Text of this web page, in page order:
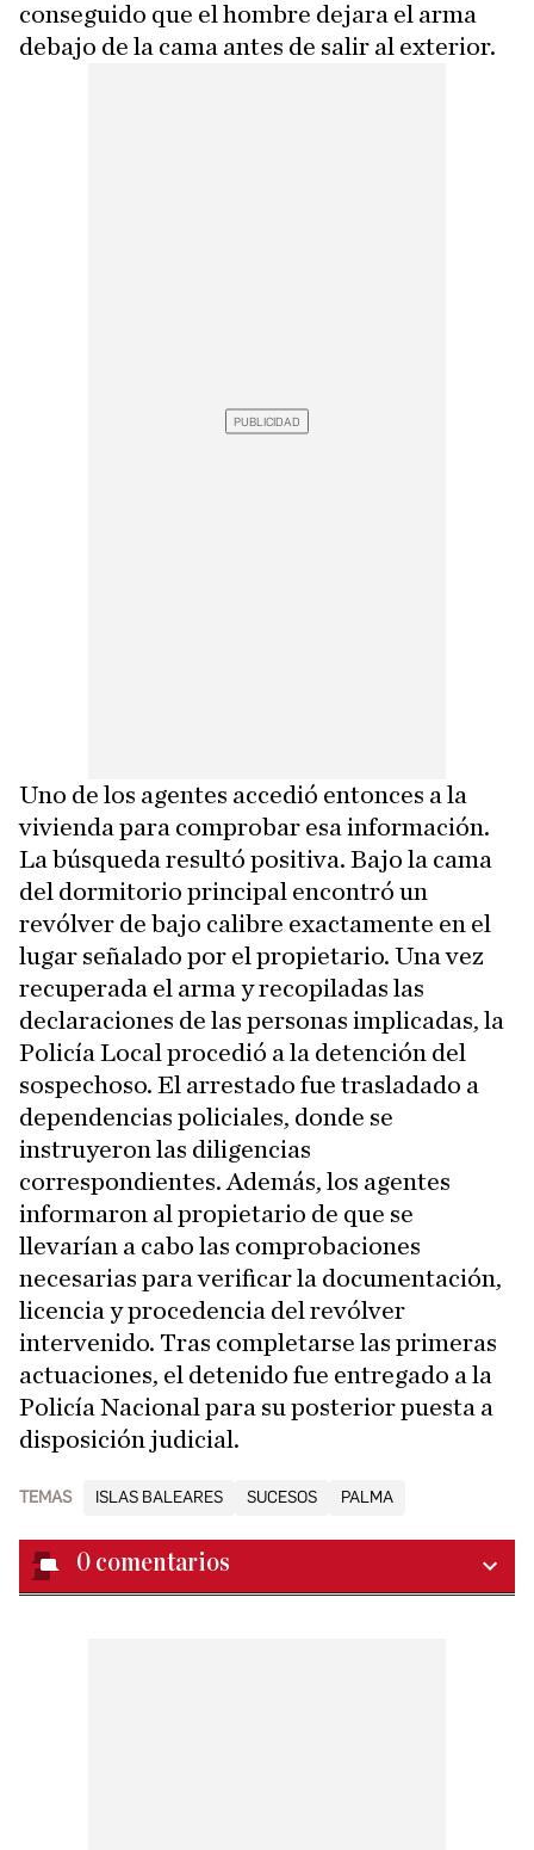
conseguido que el hombre dejara el arma
debajo de la cama antes de salir al exterior.
Uno de los agentes accedió entonces a la
vivienda para comprobar esa información.
La búsqueda resultó positiva. Bajo la cama
del dormitorio principal encontró un
revólver de bajo calibre exactamente en el
lugar señalado por el propietario. Una vez
recuperada el arma y recopiladas las
declaraciones de las personas implicadas, la
Policía Local procedió a la detención del
sospechoso. El arrestado fue trasladado a
dependencias policiales, donde se
instruyeron las diligencias
correspondientes. Además, los agentes
informaron al propietario de que se
llevarían a cabo las comprobaciones
necesarias para verificar la documentación,
licencia y procedencia del revólver
intervenido. Tras completarse las primeras
actuaciones, el detenido fue entregado a la
Policía Nacional para su posterior puesta a
disposición judicial.
TEMAS ISLAS BALEARES SUCESOS PALMA
0 comentarios